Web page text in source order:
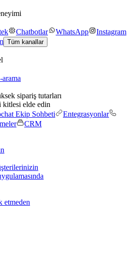
Chatbotlar WhatsApp
Instagram
Tüm kanallar
sipariş tutarları
kitlesi elde edin
Ekip Sohbeti
Entegrasyonlar
CRM
etmeden